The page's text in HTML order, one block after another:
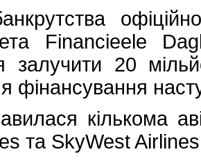
Financieele
залучити 20
фінансування
кількома
та SkyWest